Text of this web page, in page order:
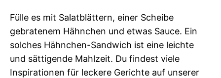
Fülle es mit Salatblättern, einer Scheibe
gebratenem Hähnchen und etwas Sauce. Ein
solches Hähnchen-Sandwich ist eine leichte
und sättigende Mahlzeit. Du findest viele
Inspirationen für leckere Gerichte auf unserer